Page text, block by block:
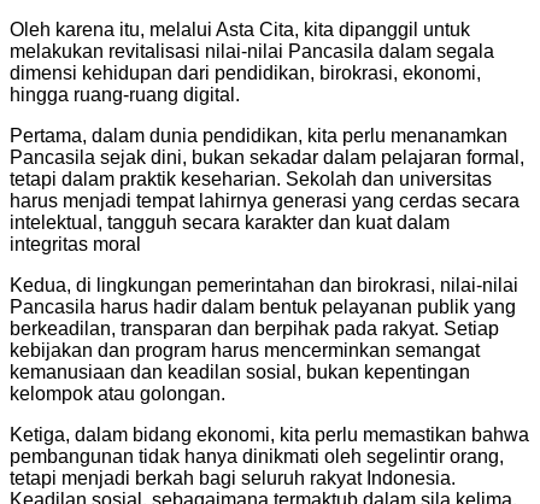
Oleh karena itu, melalui Asta Cita, kita dipanggil untuk
melakukan revitalisasi nilai-nilai Pancasila dalam segala
dimensi kehidupan dari pendidikan, birokrasi, ekonomi,
hingga ruang-ruang digital.
Pertama, dalam dunia pendidikan, kita perlu menanamkan
Pancasila sejak dini, bukan sekadar dalam pelajaran formal,
tetapi dalam praktik keseharian. Sekolah dan universitas
harus menjadi tempat lahirnya generasi yang cerdas secara
intelektual, tangguh secara karakter dan kuat dalam
integritas moral
Kedua, di lingkungan pemerintahan dan birokrasi, nilai-nilai
Pancasila harus hadir dalam bentuk pelayanan publik yang
berkeadilan, transparan dan berpihak pada rakyat. Setiap
kebijakan dan program harus mencerminkan semangat
kemanusiaan dan keadilan sosial, bukan kepentingan
kelompok atau golongan.
Ketiga, dalam bidang ekonomi, kita perlu memastikan bahwa
pembangunan tidak hanya dinikmati oleh segelintir orang,
tetapi menjadi berkah bagi seluruh rakyat Indonesia.
Keadilan sosial, sebagaimana termaktub dalam sila kelima,